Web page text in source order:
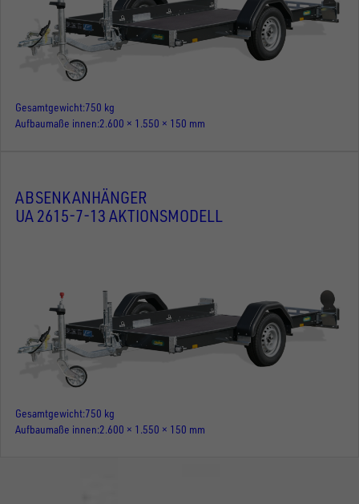
Gesamtgewicht 750 kg
Aufbaumaße innen 2.600 × 1.550 × 150 mm
ABSENKANHÄNGER
UA 2615-7-13 AKTIONSMODELL
Gesamtgewicht 750 kg
Aufbaumaße innen 2.600 × 1.550 × 150 mm